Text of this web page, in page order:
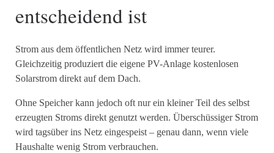
entscheidend ist
Strom aus dem öffentlichen Netz wird immer teurer.
Gleichzeitig produziert die eigene PV-Anlage kostenlosen
Solarstrom direkt auf dem Dach.
Ohne Speicher kann jedoch oft nur ein kleiner Teil des selbst
erzeugten Stroms direkt genutzt werden. Überschüssiger Strom
wird tagsüber ins Netz eingespeist – genau dann, wenn viele
Haushalte wenig Strom verbrauchen.